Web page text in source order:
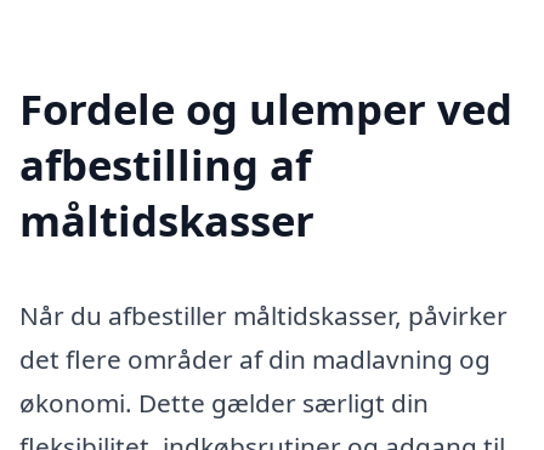
Fordele og ulemper ved
afbestilling af
måltidskasser
Når du afbestiller måltidskasser, påvirker
det flere områder af din madlavning og
økonomi. Dette gælder særligt din